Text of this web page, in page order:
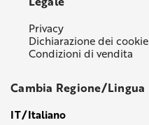
Privacy
Dichiarazione dei cookie
Condizioni di vendita
Cambia Regione/Lingua
IT/Italiano